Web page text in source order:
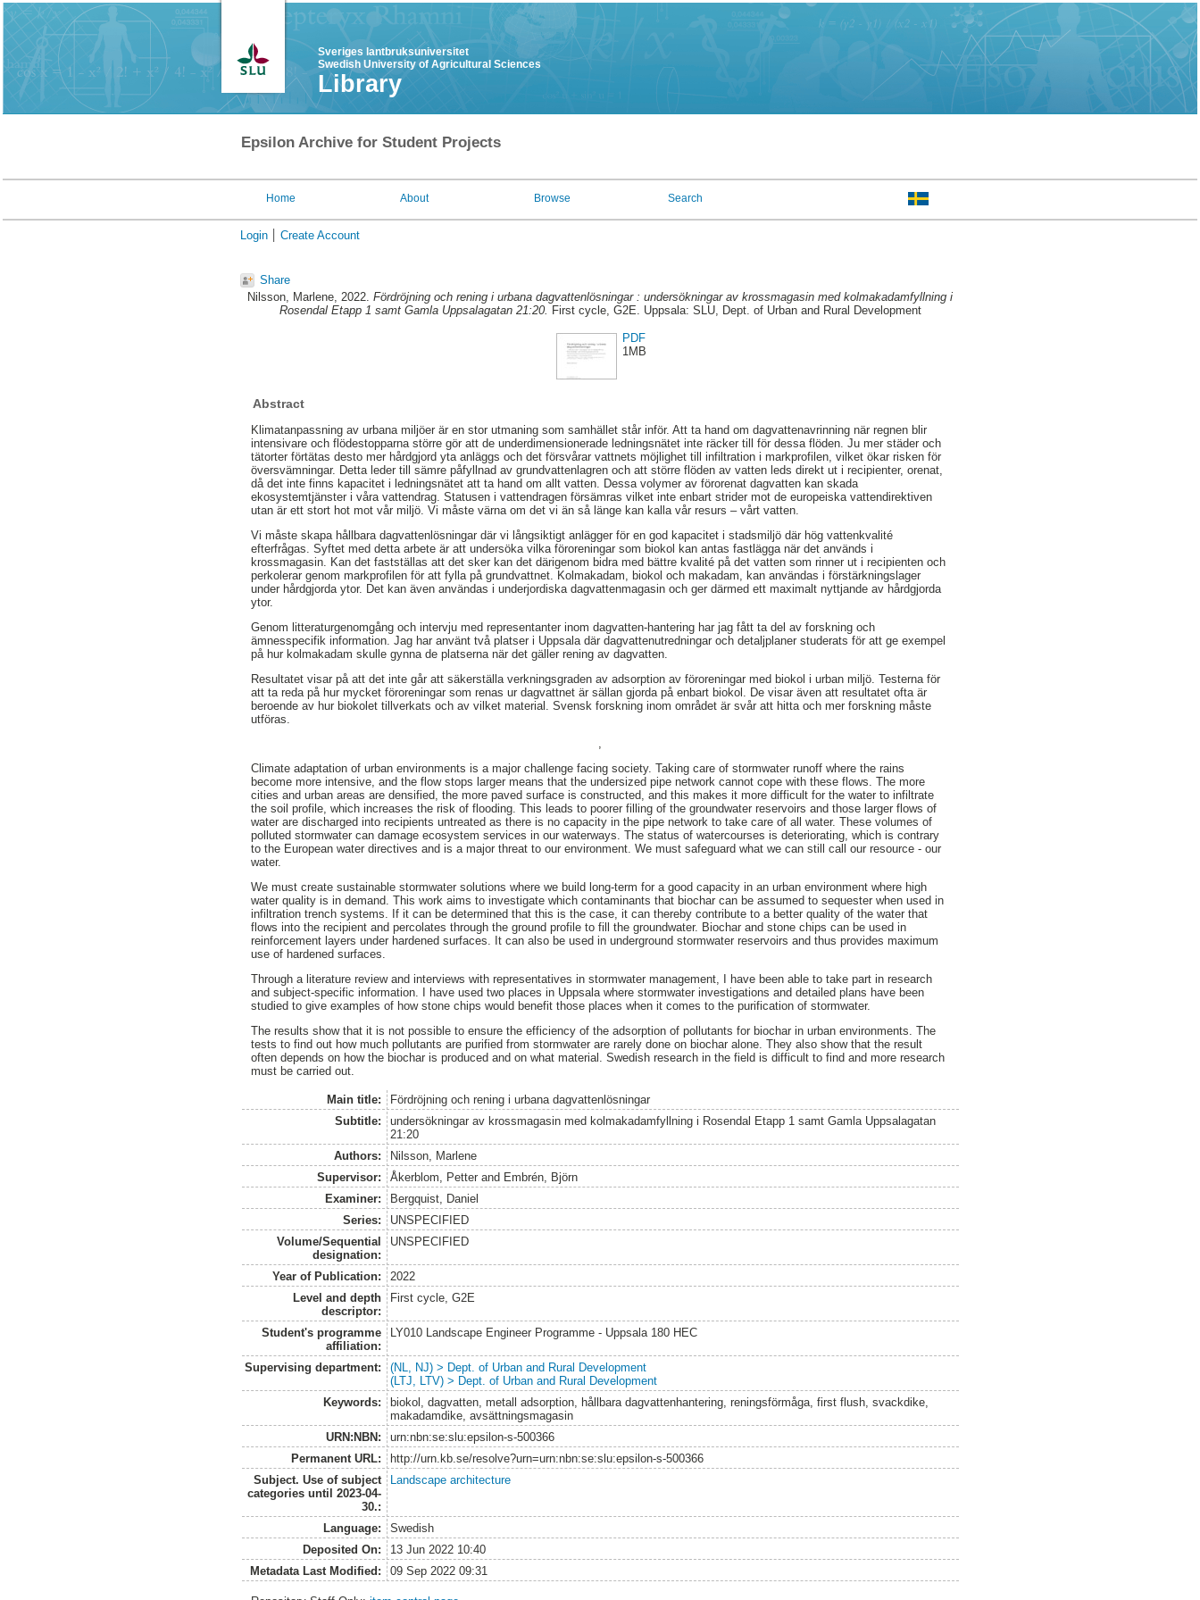
Sveriges lantbruksuniversitet
Swedish University of Agricultural Sciences
Library
Epsilon Archive for Student Projects
Home About Browse Search
Login Create Account
Share
Nilsson, Marlene, 2022. Fördröjning och rening i urbana dagvattenlösningar : undersökningar av krossmagasin med kolmakadamfyllning i
Rosendal Etapp 1 samt Gamla Uppsalagatan 21:20. First cycle, G2E. Uppsala: SLU, Dept. of Urban and Rural Development
PDF
1MB
Abstract
Klimatanpassning av urbana miljöer är en stor utmaning som samhället står inför. Att ta hand om dagvattenavrinning när regnen blir
intensivare och flödestopparna större gör att de underdimensionerade ledningsnätet inte räcker till för dessa flöden. Ju mer städer och
tätorter förtätas desto mer hårdgjord yta anläggs och det försvårar vattnets möjlighet till infiltration i markprofilen, vilket ökar risken för
översvämningar. Detta leder till sämre påfyllnad av grundvattenlagren och att större flöden av vatten leds direkt ut i recipienter, orenat,
då det inte finns kapacitet i ledningsnätet att ta hand om allt vatten. Dessa volymer av förorenat dagvatten kan skada
ekosystemtjänster i våra vattendrag. Statusen i vattendragen försämras vilket inte enbart strider mot de europeiska vattendirektiven
utan är ett stort hot mot vår miljö. Vi måste värna om det vi än så länge kan kalla vår resurs – vårt vatten.
Vi måste skapa hållbara dagvattenlösningar där vi långsiktigt anlägger för en god kapacitet i stadsmiljö där hög vattenkvalité
efterfrågas. Syftet med detta arbete är att undersöka vilka föroreningar som biokol kan antas fastlägga när det används i
krossmagasin. Kan det fastställas att det sker kan det därigenom bidra med bättre kvalité på det vatten som rinner ut i recipienten och
perkolerar genom markprofilen för att fylla på grundvattnet. Kolmakadam, biokol och makadam, kan användas i förstärkningslager
under hårdgjorda ytor. Det kan även användas i underjordiska dagvattenmagasin och ger därmed ett maximalt nyttjande av hårdgjorda
ytor.
Genom litteraturgenomgång och intervju med representanter inom dagvatten-hantering har jag fått ta del av forskning och
ämnesspecifik information. Jag har använt två platser i Uppsala där dagvattenutredningar och detaljplaner studerats för att ge exempel
på hur kolmakadam skulle gynna de platserna när det gäller rening av dagvatten.
Resultatet visar på att det inte går att säkerställa verkningsgraden av adsorption av föroreningar med biokol i urban miljö. Testerna för
att ta reda på hur mycket föroreningar som renas ur dagvattnet är sällan gjorda på enbart biokol. De visar även att resultatet ofta är
beroende av hur biokolet tillverkats och av vilket material. Svensk forskning inom området är svår att hitta och mer forskning måste
utföras.
,
Climate adaptation of urban environments is a major challenge facing society. Taking care of stormwater runoff where the rains
become more intensive, and the flow stops larger means that the undersized pipe network cannot cope with these flows. The more
cities and urban areas are densified, the more paved surface is constructed, and this makes it more difficult for the water to infiltrate
the soil profile, which increases the risk of flooding. This leads to poorer filling of the groundwater reservoirs and those larger flows of
water are discharged into recipients untreated as there is no capacity in the pipe network to take care of all water. These volumes of
polluted stormwater can damage ecosystem services in our waterways. The status of watercourses is deteriorating, which is contrary
to the European water directives and is a major threat to our environment. We must safeguard what we can still call our resource - our
water.
We must create sustainable stormwater solutions where we build long-term for a good capacity in an urban environment where high
water quality is in demand. This work aims to investigate which contaminants that biochar can be assumed to sequester when used in
infiltration trench systems. If it can be determined that this is the case, it can thereby contribute to a better quality of the water that
flows into the recipient and percolates through the ground profile to fill the groundwater. Biochar and stone chips can be used in
reinforcement layers under hardened surfaces. It can also be used in underground stormwater reservoirs and thus provides maximum
use of hardened surfaces.
Through a literature review and interviews with representatives in stormwater management, I have been able to take part in research
and subject-specific information. I have used two places in Uppsala where stormwater investigations and detailed plans have been
studied to give examples of how stone chips would benefit those places when it comes to the purification of stormwater.
The results show that it is not possible to ensure the efficiency of the adsorption of pollutants for biochar in urban environments. The
tests to find out how much pollutants are purified from stormwater are rarely done on biochar alone. They also show that the result
often depends on how the biochar is produced and on what material. Swedish research in the field is difficult to find and more research
must be carried out.
Main title:
Fördröjning och rening i urbana dagvattenlösningar
Subtitle:
undersökningar av krossmagasin med kolmakadamfyllning i Rosendal Etapp 1 samt Gamla Uppsalagatan
21:20
Authors:
Nilsson, Marlene
Supervisor:
Åkerblom, Petterand Embrén, Björn
Examiner:
Bergquist, Daniel
Series:
UNSPECIFIED
Volume/Sequential
designation:
UNSPECIFIED
Year of Publication:
2022
Level and depth
descriptor:
First cycle, G2E
Student's programme
affiliation:
LY010 Landscape Engineer Programme - Uppsala 180 HEC
Supervising department:
(NL, NJ) > Dept. of Urban and Rural Development
(LTJ, LTV) > Dept. of Urban and Rural Development
Keywords:
biokol, dagvatten, metall adsorption, hållbara dagvattenhantering, reningsförmåga, first flush, svackdike,
makadamdike, avsättningsmagasin
URN:NBN:
urn:nbn:se:slu:epsilon-s-500366
Permanent URL:
http://urn.kb.se/resolve?urn=urn:nbn:se:slu:epsilon-s-500366
Subject. Use of subject
categories until 2023-04-
30.:
Landscape architecture
Language:
Swedish
Deposited On:
13 Jun 2022 10:40
Metadata Last Modified:
09 Sep 2022 09:31